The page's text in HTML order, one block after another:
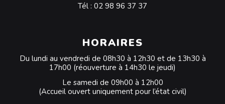
Tél : 02 98 96 37 37
HORAIRES
Du lundi au vendredi de 08h30 à 12h30 et de 13h30 à
17h00 (réouverture à 14h30 le jeudi)
Le samedi de 09h00 à 12h00
(Accueil ouvert uniquement pour l’état civil)